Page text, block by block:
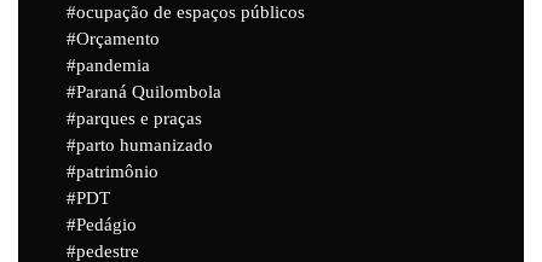
ocupação de espaços públicos
Orçamento
pandemia
Paraná Quilombola
parques e praças
parto humanizado
patrimônio
PDT
Pedágio
pedestre